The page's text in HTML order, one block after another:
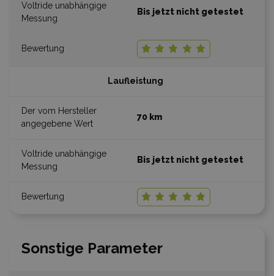
Bis jetzt nicht getestet
Laufleistung
70 km
Bis jetzt nicht getestet
Sonstige Parameter